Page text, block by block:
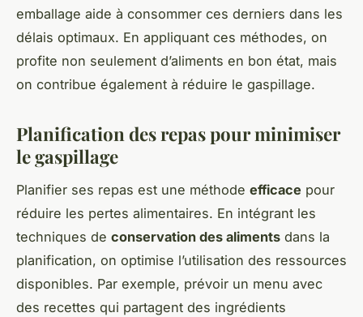
emballage aide à consommer ces derniers dans les
délais optimaux. En appliquant ces méthodes, on
profite non seulement d’aliments en bon état, mais
on contribue également à réduire le gaspillage.
Planification des repas pour minimiser
le gaspillage
Planifier ses repas est une méthode efficace pour
réduire les pertes alimentaires. En intégrant les
techniques de conservation des aliments dans la
planification, on optimise l’utilisation des ressources
disponibles. Par exemple, prévoir un menu avec
des recettes qui partagent des ingrédients